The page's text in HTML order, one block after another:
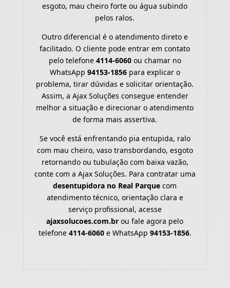
esgoto, mau cheiro forte ou água subindo
pelos ralos.
Outro diferencial é o atendimento direto e
facilitado. O cliente pode entrar em contato
pelo telefone 4114-6060ou chamar no
WhatsApp 94153-1856para explicar o
problema, tirar dúvidas e solicitar orientação.
Assim, a Ajax Soluções consegue entender
melhor a situação e direcionar o atendimento
de forma mais assertiva.
Se você está enfrentando pia entupida, ralo
com mau cheiro, vaso transbordando, esgoto
retornando ou tubulação com baixa vazão,
conte com a Ajax Soluções. Para contratar uma
desentupidora no Real Parque com
atendimento técnico, orientação clara e
serviço profissional, acesse
ajaxsolucoes.com.br ou fale agora pelo
telefone 4114-6060e WhatsApp 94153-1856.